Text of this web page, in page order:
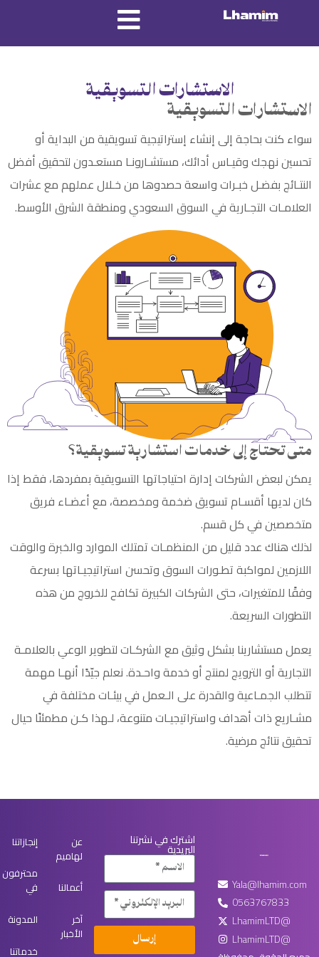
الاستشارات التسويقية
الاستشارات التسويقية
سواء كنت بحاجة إلى إنشاء إستراتيجية تسويقية من البداية أو
تحسين نهجك وقيـاس أدائك، مستشـارونـا مستعـدون لتحقيق أفضل
النتـائج بفضـل خبـرات واسعة حصدوها من خـلال عملهم مع عشرات
العلامـات التجـارية في السوق السعودي ومنطقة الشرق الأوسط.
متى تحتاج إلى خدمات استشارية تسويقية؟
يمكن لبعض الشركات إدارة احتياجاتها التسويقية بمفردها، فقط إذا
كان لديها أقسـام تسويق ضخمة ومخصصة، مع أعضـاء فريق
متخصصين في كل قسم.
لذلك هناك عدد قليل من المنظمـات تمتلك الموارد والخبرة والوقت
اللازمين لمواكبة تطـورات السوق وتحسن استراتيجيـاتها بسرعة
وفقًا للمتغيرات، حتى الشركات الكبيرة تكافح للخروج من هذه
التطورات السريعة.
يعمل مستشارينا بشكل وثيق مع الشركـات لتطوير الوعي بالعلامـة
التجارية أو الترويج لمنتج أو خدمة واحـدة. نعلم جيّدًا أنهـا مهمة
تتطلب الجمـاعية والقدرة على الـعمل في بيئـات مختلفة في
مشـاريع ذات أهداف واستراتيجيـات متنوعة، لـهذا كـن مطمئنًا حيال
تحقيق نتائج مرضية.
Yala@lhamim.com
0563767833
LhamimLTD@
LhamimLTD@
اشترك في نشرتنا
البريدية
إرسال
عن
لهاميم
أعمالنا
آخر
الأخبار
إنجازاتنا
محترفون
في
المدونة
خدماتنا